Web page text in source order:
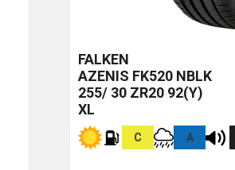
FALKEN
AZENIS FK520 NBLK
255/ 30 ZR20 92(Y)
XL
C A